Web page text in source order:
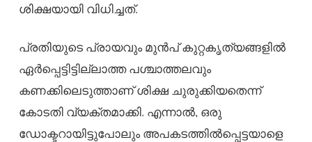
ശിക്ഷയായി വിധിച്ചത്.
പ്രതിയുടെ പ്രായവും മുൻപ് കുറ്റകൃത്യങ്ങളിൽ
ഏർപ്പെട്ടിട്ടില്ലാത്ത പശ്ചാത്തലവും
കണക്കിലെടുത്താണ് ശിക്ഷ ചുരുക്കിയതെന്ന്
കോടതി വ്യക്തമാക്കി. എന്നാൽ, ഒരു
ഡോക്ടറായിട്ടുപോലും അപകടത്തിൽപ്പെട്ടയാളെ